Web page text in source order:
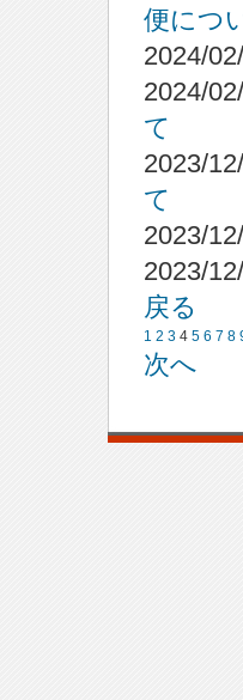
便につ
2024/
2024/
て
2023/
て
2023/
2023/
戻る
1 2 3 4 5 6 7 8
次へ